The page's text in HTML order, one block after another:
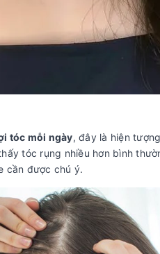
tóc mỗi ngày, đây là hiện
tóc rụng nhiều hơn bình
cần được chú ý.